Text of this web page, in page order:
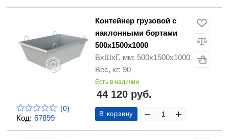
Код: 67899
(0)
Контейнер грузовой с
наклонными бортами
500х1500х1000
ВхШхГ, мм: 500х1500х1000
Вес, кг: 90
Есть в наличии
44 120 руб.
В корзину